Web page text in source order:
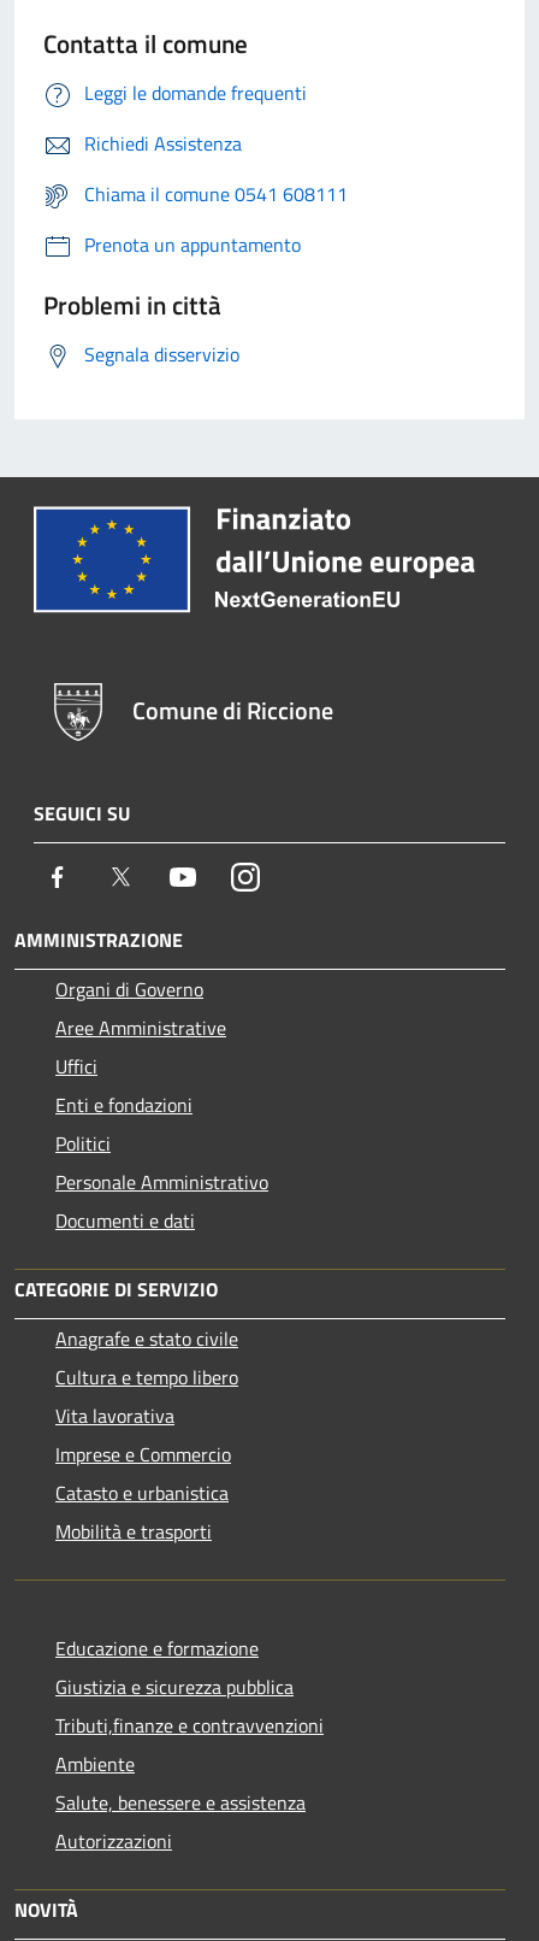
Contatta il comune
Leggi le domande frequenti
Richiedi Assistenza
Chiama il comune 0541 608111
Prenota un appuntamento
Problemi in città
Segnala disservizio
Comune di Riccione
SEGUICI SU
Facebook Twitter YoutubeInstagram
AMMINISTRAZIONE
Organi di Governo
Aree Amministrative
Uffici
Enti e fondazioni
Politici
Personale Amministrativo
Documenti e dati
CATEGORIE DI SERVIZIO
Anagrafe e stato civile
Cultura e tempo libero
Vita lavorativa
Imprese e Commercio
Catasto e urbanistica
Mobilità e trasporti
Educazione e formazione
Giustizia e sicurezza pubblica
Tributi,finanze e contravvenzioni
Ambiente
Salute, benessere e assistenza
Autorizzazioni
NOVITÀ